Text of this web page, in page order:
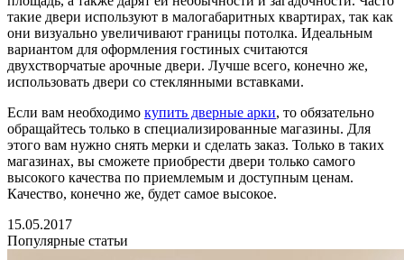
такие двери используют в малогабаритных квартирах, так как
они визуально увеличивают границы потолка. Идеальным
вариантом для оформления гостиных считаются
двухстворчатые арочные двери. Лучше всего, конечно же,
использовать двери со стеклянными вставками.
Если вам необходимо купить дверные арки, то обязательно
обращайтесь только в специализированные магазины. Для
этого вам нужно снять мерки и сделать заказ. Только в таких
магазинах, вы сможете приобрести двери только самого
высокого качества по приемлемым и доступным ценам.
Качество, конечно же, будет самое высокое.
15.05.2017
Популярные статьи